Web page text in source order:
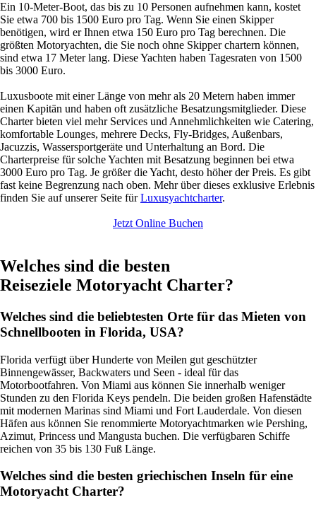
Ein 10-Meter-Boot, das bis zu 10 Personen aufnehmen kann, kostet
Sie etwa 700 bis 1500 Euro pro Tag. Wenn Sie einen Skipper
benötigen, wird er Ihnen etwa 150 Euro pro Tag berechnen. Die
größten Motoryachten, die Sie noch ohne Skipper chartern können,
sind etwa 17 Meter lang. Diese Yachten haben Tagesraten von 1500
bis 3000 Euro.
Luxusboote mit einer Länge von mehr als 20 Metern haben immer
einen Kapitän und haben oft zusätzliche Besatzungsmitglieder. Diese
Charter bieten viel mehr Services und Annehmlichkeiten wie Catering,
komfortable Lounges, mehrere Decks, Fly-Bridges, Außenbars,
Jacuzzis, Wassersportgeräte und Unterhaltung an Bord. Die
Charterpreise für solche Yachten mit Besatzung beginnen bei etwa
3000 Euro pro Tag. Je größer die Yacht, desto höher der Preis. Es gibt
fast keine Begrenzung nach oben. Mehr über dieses exklusive Erlebnis
finden Sie auf unserer Seite fürLuxusyachtcharter.
Jetzt Online Buchen
Welches sind die besten
Reiseziele Motoryacht Charter?
Welches sind die beliebtesten Orte für das Mieten von
Schnellbooten in Florida, USA?
Florida verfügt über Hunderte von Meilen gut geschützter
Binnengewässer, Backwaters und Seen - ideal für das
Motorbootfahren. Von Miami aus können Sie innerhalb weniger
Stunden zu den Florida Keys pendeln. Die beiden großen Hafenstädte
mit modernen Marinas sind Miami und Fort Lauderdale. Von diesen
Häfen aus können Sie renommierte Motoryachtmarken wie Pershing,
Azimut, Princess und Mangusta buchen. Die verfügbaren Schiffe
reichen von 35 bis 130 Fuß Länge.
Welches sind die besten griechischen Inseln für eine
Motoryacht Charter?